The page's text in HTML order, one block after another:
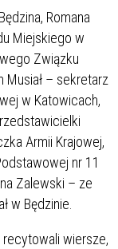
Romana
Miejskiego w
Związku
Musiał – sekretarz
w Katowicach,
Armii Krajowej,
nr 11
Zalewski – ze
w Będzinie.
recytowali wiersze,